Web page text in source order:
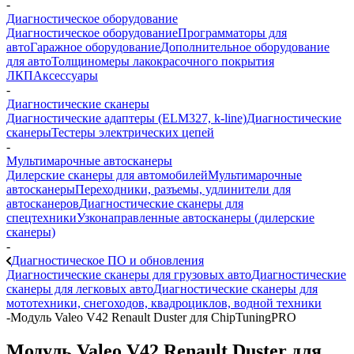
-
Диагностическое оборудование
Диагностическое оборудованиеПрограмматоры для
автоГаражное оборудованиеДополнительное оборудование
для автоТолщиномеры лакокрасочного покрытия
ЛКПАксессуары
-
Диагностические сканеры
Диагностические адаптеры (ELM327, k-line)Диагностические
сканерыТестеры электрических цепей
-
Мультимарочные автосканеры
Дилерские сканеры для автомобилейМультимарочные
автосканерыПереходники, разъемы, удлинители для
автосканеровДиагностические сканеры для
спецтехникиУзконаправленные автосканеры (дилерские
сканеры)
-
Диагностическое ПО и обновления
Диагностические сканеры для грузовых автоДиагностические
сканеры для легковых автоДиагностические сканеры для
мототехники, снегоходов, квадроциклов, водной техники
-Модуль Valeo V42 Renault Duster для ChipTuningPRO